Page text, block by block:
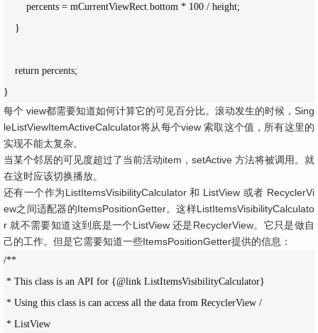
percents = mCurrentViewRect.bottom * 100 / height;
}
return percents;
}
每个 view都需要知道如何计算它的可见百分比。滚动发生的时候，Sing
leListViewItemActiveCalculator将从每个view 索取这个值，所有这里的
实现不能太复杂。
当某个邻居的可见度超过了当前活动item，setActive 方法将被调用。就
在这时应该切换播放。
还有一个作为ListItemsVisibilityCalculator 和 ListView 或者 RecyclerVi
ew之间适配器的ItemsPositionGetter。这样ListItemsVisibilityCalculato
r 就不需要知道这到底是一个ListView 还是RecyclerView。它只是做自
己的工作。但是它需要知道一些ItemsPositionGetter提供的信息：
/**
* This class is an API for {@link ListItemsVisibilityCalculator}
* Using this class is can access all the data from RecyclerView /
* ListView